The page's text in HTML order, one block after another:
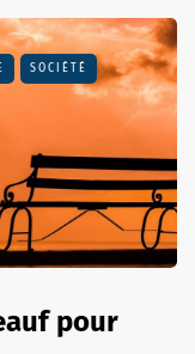
SOCIÉTÉ
pour